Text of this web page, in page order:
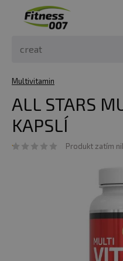
Multivitamin
ALL STARS
KAPSLÍ
Produkt zatím